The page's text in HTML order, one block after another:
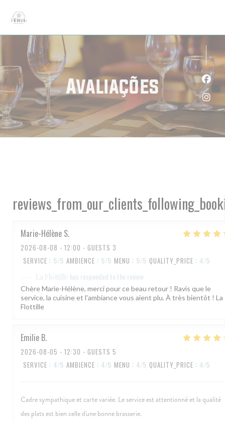
Avaliações
Marie-Hélène S
2026-08-08 - 12:00 - GUESTS 3
SERVICE : 5/5 AMBIENCE : 5/5 MENU : 5/5 QUALITY_PRICE : 4/5
La Flottille has responded to the review
Chère Marie-Hélène, merci pour ce beau retour ! Ravis que le
service, la cuisine et l'ambiance vous aient plu. À très bientôt ! La
Flottille
Emilie B
2026-08-05 - 12:30 - GUESTS 5
SERVICE : 4/5 AMBIENCE : 4/5 MENU : 4/5 QUALITY_PRICE : 4/5
Cadre sympathique et carte variée. Le service est attentionné et la qualité
des plats est bien celle d'une bonne brasserie.